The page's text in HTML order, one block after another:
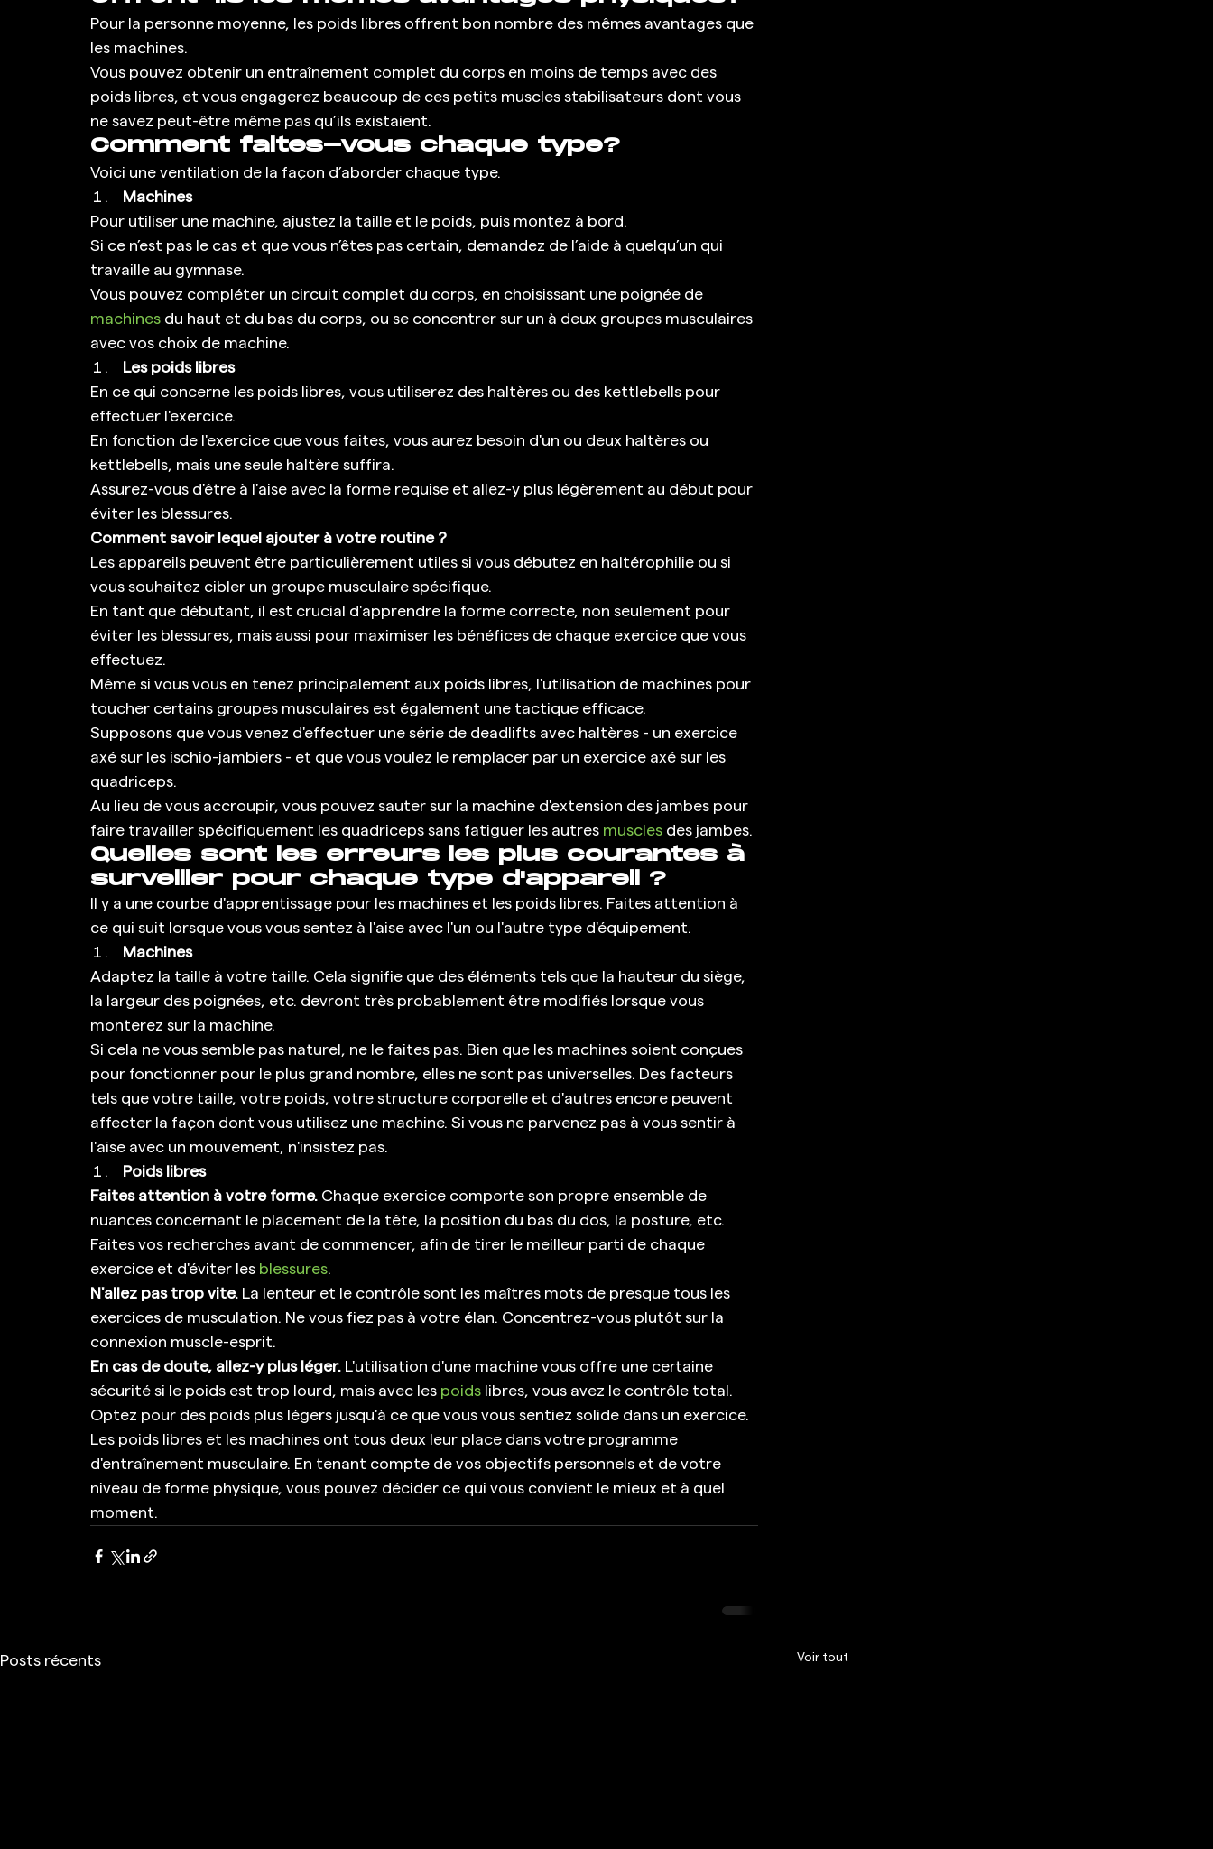
Pour la personne moyenne, les poids libres offrent bon nombre des mêmes avantages que
les machines.
Vous pouvez obtenir un entraînement complet du corps en moins de temps avec des
poids libres, et vous engagerez beaucoup de ces petits muscles stabilisateurs dont vous
ne savez peut-être même pas qu’ils existaient.
Comment faites-vous chaque type?
Voici une ventilation de la façon d’aborder chaque type.
Machines
Pour utiliser une machine, ajustez la taille et le poids, puis montez à bord.
Si ce n’est pas le cas et que vous n’êtes pas certain, demandez de l’aide à quelqu’un qui
travaille au gymnase.
Vous pouvez compléter un circuit complet du corps, en choisissant une poignée de
machines du haut et du bas du corps, ou se concentrer sur un à deux groupes musculaires
avec vos choix de machine.
Les poids libres
En ce qui concerne les poids libres, vous utiliserez des haltères ou des kettlebells pour
effectuer l'exercice.
En fonction de l'exercice que vous faites, vous aurez besoin d'un ou deux haltères ou
kettlebells, mais une seule haltère suffira.
Assurez-vous d'être à l'aise avec la forme requise et allez-y plus légèrement au début pour
éviter les blessures.
Comment savoir lequel ajouter à votre routine ?
Les appareils peuvent être particulièrement utiles si vous débutez en haltérophilie ou si
vous souhaitez cibler un groupe musculaire spécifique.
En tant que débutant, il est crucial d'apprendre la forme correcte, non seulement pour
éviter les blessures, mais aussi pour maximiser les bénéfices de chaque exercice que vous
effectuez.
Même si vous vous en tenez principalement aux poids libres, l'utilisation de machines pour
toucher certains groupes musculaires est également une tactique efficace.
Supposons que vous venez d'effectuer une série de deadlifts avec haltères - un exercice
axé sur les ischio-jambiers - et que vous voulez le remplacer par un exercice axé sur les
quadriceps.
Au lieu de vous accroupir, vous pouvez sauter sur la machine d'extension des jambes pour
faire travailler spécifiquement les quadriceps sans fatiguer les autres muscles des jambes.
Quelles sont les erreurs les plus courantes à
surveiller pour chaque type d'appareil ?
Il y a une courbe d'apprentissage pour les machines et les poids libres. Faites attention à
ce qui suit lorsque vous vous sentez à l'aise avec l'un ou l'autre type d'équipement.
Machines
Adaptez la taille à votre taille. Cela signifie que des éléments tels que la hauteur du siège,
la largeur des poignées, etc. devront très probablement être modifiés lorsque vous
monterez sur la machine.
Si cela ne vous semble pas naturel, ne le faites pas. Bien que les machines soient conçues
pour fonctionner pour le plus grand nombre, elles ne sont pas universelles. Des facteurs
tels que votre taille, votre poids, votre structure corporelle et d'autres encore peuvent
affecter la façon dont vous utilisez une machine. Si vous ne parvenez pas à vous sentir à
l'aise avec un mouvement, n'insistez pas.
Poids libres
Faites attention à votre forme. Chaque exercice comporte son propre ensemble de
nuances concernant le placement de la tête, la position du bas du dos, la posture, etc.
Faites vos recherches avant de commencer, afin de tirer le meilleur parti de chaque
exercice et d'éviter les blessures.
N'allez pas trop vite. La lenteur et le contrôle sont les maîtres mots de presque tous les
exercices de musculation. Ne vous fiez pas à votre élan. Concentrez-vous plutôt sur la
connexion muscle-esprit.
En cas de doute, allez-y plus léger. L'utilisation d'une machine vous offre une certaine
sécurité si le poids est trop lourd, mais avec les poids libres, vous avez le contrôle total.
Optez pour des poids plus légers jusqu'à ce que vous vous sentiez solide dans un exercice.
Les poids libres et les machines ont tous deux leur place dans votre programme
d'entraînement musculaire. En tenant compte de vos objectifs personnels et de votre
niveau de forme physique, vous pouvez décider ce qui vous convient le mieux et à quel
moment.
Posts récents Voir tout